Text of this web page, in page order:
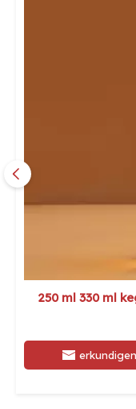
250 ml 330 ml
erkundigen